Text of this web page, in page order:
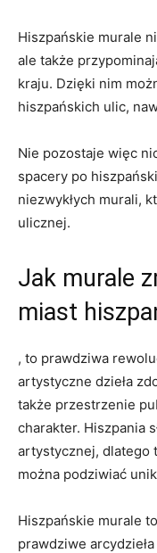
Hiszpańskie murale
ale także
kraju. Dzięki nim
hiszpańskich ulic,
Nie pozostaje więc
spacery po
niezwykłych murali,
ulicznej.
Jak murale
miast
, to prawdziwa
artystyczne dzieła
także przestrzenie
charakter. Hiszpania
artystycznej, dlatego
można podziwiać
Hiszpańskie murale
prawdziwe